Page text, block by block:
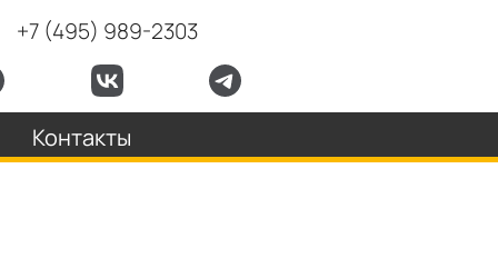
+7 (495) 989-2303
Контакты